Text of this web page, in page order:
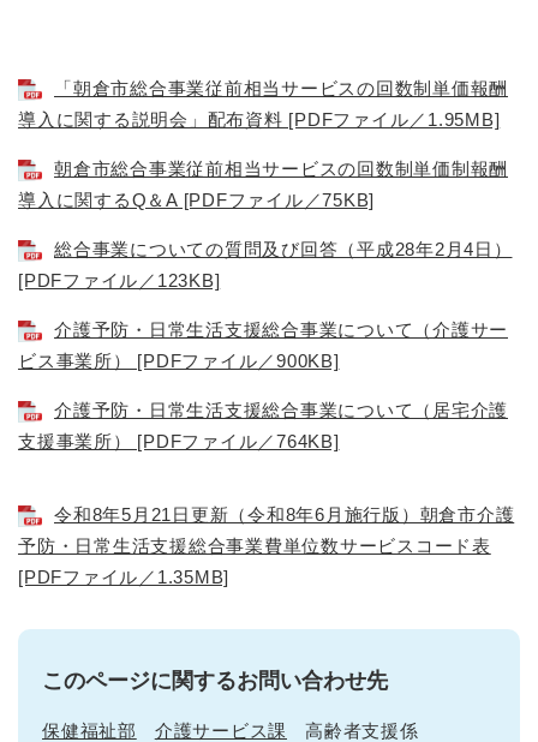
「朝倉市総合事業従前相当サービスの回数制単価報酬
導入に関する説明会」配布資料 [PDFファイル／1.95MB]
朝倉市総合事業従前相当サービスの回数制単価制報酬
導入に関するQ＆A [PDFファイル／75KB]
総合事業についての質問及び回答（平成28年2月4日）
[PDFファイル／123KB]
介護予防・日常生活支援総合事業について（介護サー
ビス事業所） [PDFファイル／900KB]
介護予防・日常生活支援総合事業について（居宅介護
支援事業所） [PDFファイル／764KB]
令和8年5月21日更新（令和8年6月施行版）朝倉市介護
予防・日常生活支援総合事業費単位数サービスコード表
[PDFファイル／1.35MB]
このページに関するお問い合わせ先
保健福祉部 介護サービス課 高齢者支援係